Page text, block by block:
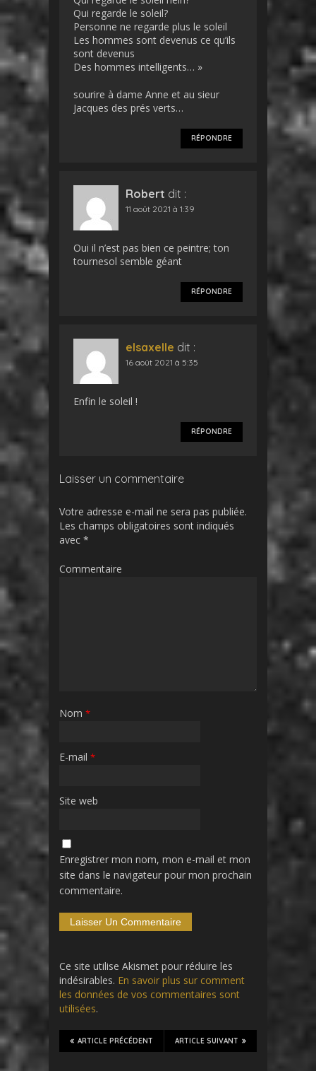
Qui regarde le soleil?
Personne ne regarde plus le soleil
Les hommes sont devenus ce qu’ils
sont devenus
Des hommes intelligents… »
sourire à dame Anne et au sieur
Jacques des prés verts…
RÉPONDRE
Robert dit :
11 août 2021 à 1:39
Oui il n’est pas bien ce peintre; ton
tournesol semble géant
RÉPONDRE
elsaxelle dit :
16 août 2021 à 5:35
Enfin le soleil !
RÉPONDRE
Laisser un commentaire
Votre adresse e-mail ne sera pas publiée.
Les champs obligatoires sont indiqués
avec *
Commentaire
Nom *
E-mail *
Site web
Enregistrer mon nom, mon e-mail et mon
site dans le navigateur pour mon prochain
commentaire.
Ce site utilise Akismet pour réduire les
indésirables. En savoir plus sur comment
les données de vos commentaires sont
utilisées.
ARTICLE SUIVANT
ARTICLE PRÉCÉDENT